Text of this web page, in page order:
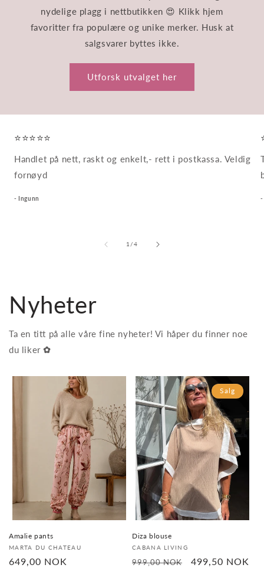
nydelige plagg i nettbutikken 😍 Klikk hjem
favoritter fra populære og unike merker. Husk at
salgsvarer byttes ikke.
Utforsk utvalget her
⭐⭐⭐⭐⭐
Handlet på nett, raskt og enkelt,- rett i postkassa. Veldig
fornøyd
- Ingunn -
1 /av
4
Nyheter
Ta en titt på alle våre fine nyheter! Vi håper du finner noe
du liker ✿
Amalie pants
Selger:
MARTA DU CHATEAU
Vanlig
649,00 NOK
Salg
Diza blouse
Selger:
CABANA LIVING
Vanlig
999,00 NOK Salgspris
499,50 NOK